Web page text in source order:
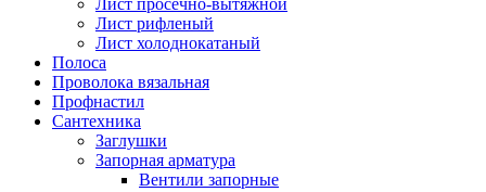
Лист просечно-вытяжной
Лист рифленый
Лист холоднокатаный
Полоса
Проволока вязальная
Профнастил
Сантехника
Заглушки
Запорная арматура
Вентили запорные